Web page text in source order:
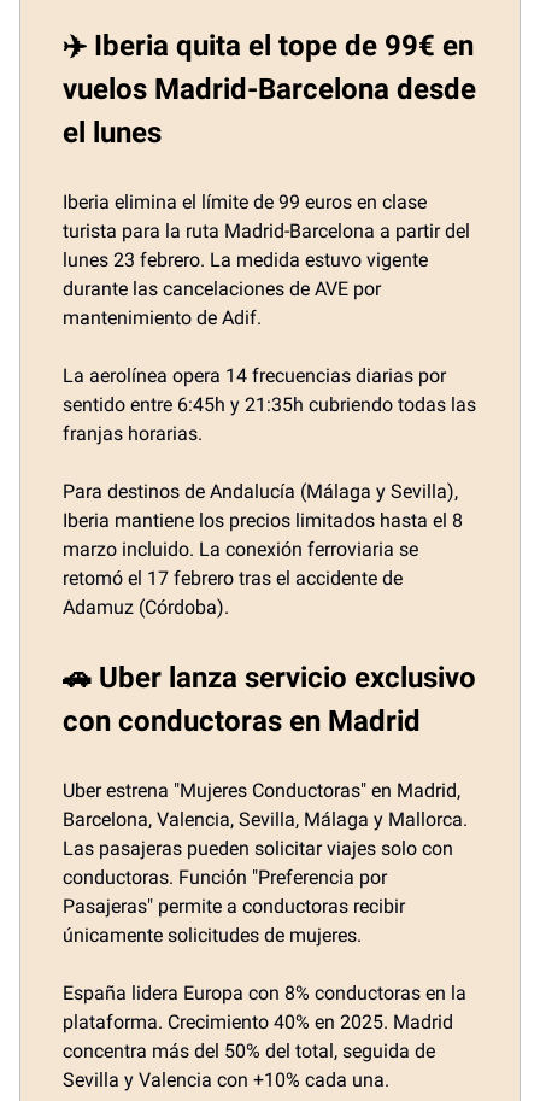
✈️ Iberia quita el tope de 99€ en
vuelos Madrid-Barcelona desde
el lunes
Iberia elimina el límite de 99 euros en clase
turista para la ruta Madrid-Barcelona a partir del
lunes 23 febrero. La medida estuvo vigente
durante las cancelaciones de AVE por
mantenimiento de Adif.
La aerolínea opera 14 frecuencias diarias por
sentido entre 6:45h y 21:35h cubriendo todas las
franjas horarias.
Para destinos de Andalucía (Málaga y Sevilla),
Iberia mantiene los precios limitados hasta el 8
marzo incluido. La conexión ferroviaria se
retomó el 17 febrero tras el accidente de
Adamuz (Córdoba).
🚗 Uber lanza servicio exclusivo
con conductoras en Madrid
Uber estrena "Mujeres Conductoras" en Madrid,
Barcelona, Valencia, Sevilla, Málaga y Mallorca.
Las pasajeras pueden solicitar viajes solo con
conductoras. Función "Preferencia por
Pasajeras" permite a conductoras recibir
únicamente solicitudes de mujeres.
España lidera Europa con 8% conductoras en la
plataforma. Crecimiento 40% en 2025. Madrid
concentra más del 50% del total, seguida de
Sevilla y Valencia con +10% cada una.